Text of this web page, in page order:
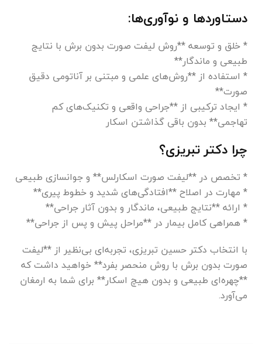
دستاوردها و نوآوری‌ها:
* خلق و توسعه **روش لیفت صورت بدون برش با نتایج
طبیعی و ماندگار**
* استفاده از **روش‌های علمی و مبتنی بر آناتومی دقیق
صورت**
* ایجاد ترکیبی از **جراحی واقعی و تکنیک‌های کم
تهاجمی** بدون باقی گذاشتن اسکار
چرا دکتر تبریزی؟
* تخصص در **لیفت صورت اسکارلس** و جوانسازی طبیعی
* مهارت در اصلاح **افتادگی‌های شدید و خطوط پیری**
* ارائه **نتایج طبیعی، ماندگار و بدون آثار جراحی**
* همراهی کامل بیمار در **مراحل پیش و پس از جراحی**
با انتخاب دکتر حسین تبریزی، تجربه‌ای بی‌نظیر از **لیفت
صورت بدون برش با روش منحصر بفرد** خواهید داشت که
**چهره‌ای طبیعی و بدون هیچ اسکار** برای شما به ارمغان
می‌آورد.